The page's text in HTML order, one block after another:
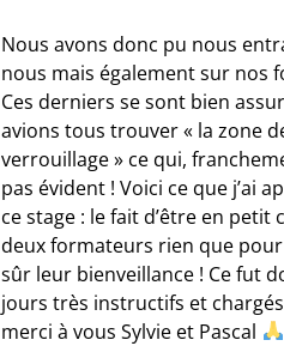
Nous avons donc pu nous
nous mais également sur nos
Ces derniers se sont bien
avions tous trouver « la zone
verrouillage » ce qui,
pas évident ! Voici ce que j’ai
ce stage : le fait d’être en petit
deux formateurs rien que
sûr leur bienveillance ! Ce fut
jours très instructifs et
merci à vous Sylvie et Pascal